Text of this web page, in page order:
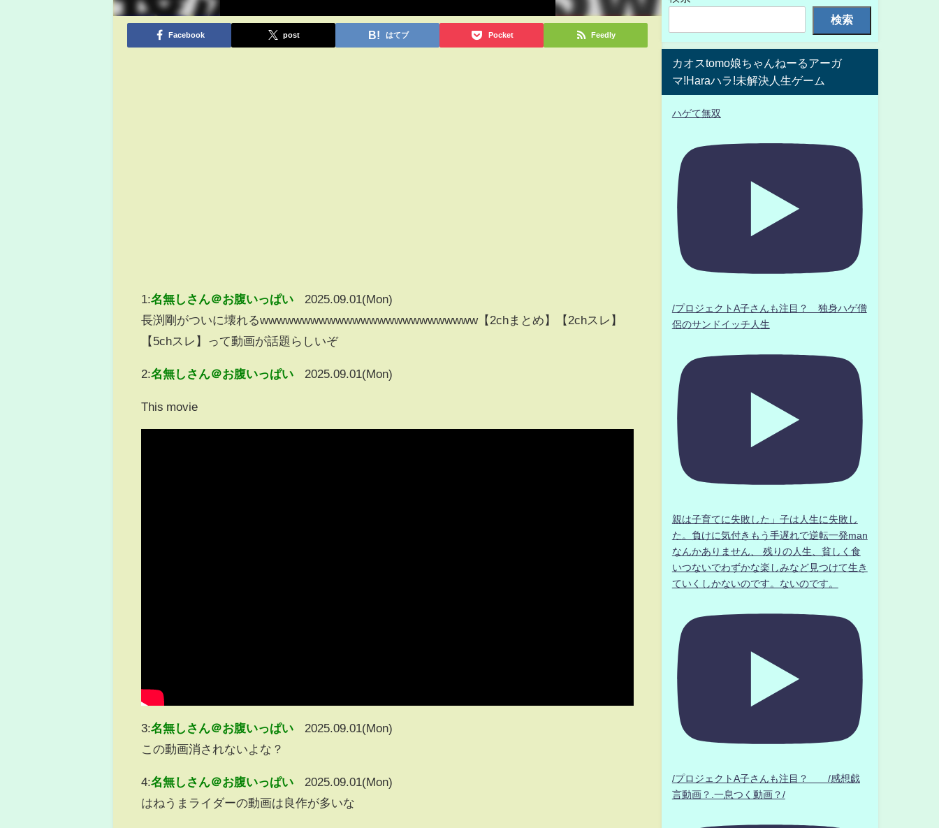
Facebook post はてブ Pocket Feedly
1:名無しさん＠お腹いっぱい
2025.09.01(Mon)
長渕剛がついに壊れるwwwwwwwwwwwwwwwwwwwwwwwwww【2chまとめ】【2chスレ】
【5chスレ】って動画が話題らしいぞ
2:名無しさん＠お腹いっぱい 2025.09.01(Mon)
This movie
3:名無しさん＠お腹いっぱい
2025.09.01(Mon)
この動画消されないよな？
4:名無しさん＠お腹いっぱい
2025.09.01(Mon)
はねうまライダーの動画は良作が多いな
検索
カオスtomo娘ちゃんねーるアーガ
マ!Haraハラ!未解決人生ゲーム
ハゲて無双
/プロジェクトA子さんも注目？ 独身ハゲ僧
侶のサンドイッチ人生
親は子育てに失敗した」子は人生に失敗し
た。負けに気付きもう手遅れで逆転一発man
なんかありません、 残りの人生、貧しく食
いつないでわずかな楽しみなど見つけて生き
ていくしかないのです。ないのです。
/プロジェクトA子さんも注目？ /感想戯
言動画？.一息つく動画？/